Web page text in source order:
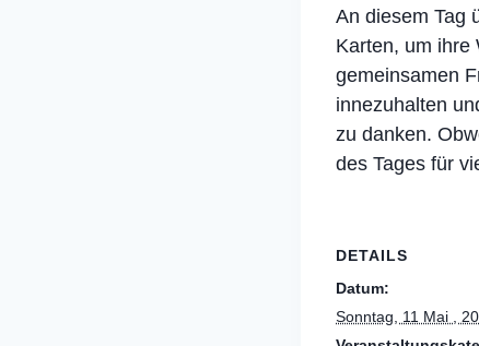
An diesem Tag
Karten, um ihre
gemeinsamen
innezuhalten
zu danken.
des Tages für
DETAILS
Datum:
Sonntag, 11 Mai ,